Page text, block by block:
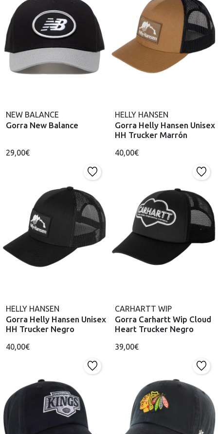
NEW BALANCE
Gorra New Balance
29,00€
HELLY HANSEN
Gorra Helly Hansen Unisex
HH Trucker Marrón
40,00€
HELLY HANSEN
Gorra Helly Hansen Unisex
HH Trucker Negro
40,00€
CARHARTT WIP
Gorra Carhartt Wip Cloud
Heart Trucker Negro
39,00€